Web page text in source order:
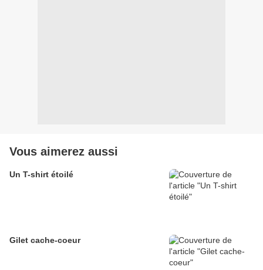
Vous aimerez aussi
Un T-shirt étoilé
Gilet cache-coeur